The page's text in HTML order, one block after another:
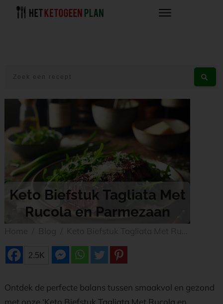
Keto Biefstuk Tagliata Met
Rucola en Parmezaan
2.5K
Ontdek de perfecte balans tussen smaakvol en gezond
met onze ‘Keto Biefstuk Tagliata Met Rucola en